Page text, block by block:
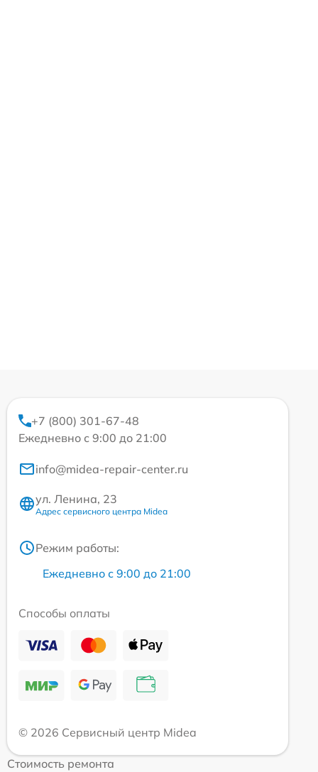
+7 (800) 301-67-48
Ежедневно с 9:00 до 21:00
info@midea-repair-center.ru
ул. Ленина, 23
Адрес сервисного центра Midea
Режим работы:
Ежедневно с 9:00 до 21:00
Способы оплаты
© 2026 Сервисный центр Midea
Стоимость ремонта